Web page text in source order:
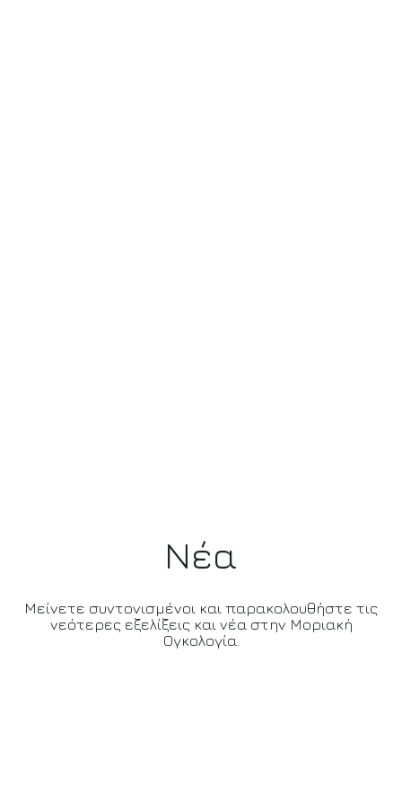
Νέα
Μείνετε συντονισμένοι και παρακολουθήστε τις
νεότερες εξελίξεις και νέα στην Μοριακή
Ογκολογία.